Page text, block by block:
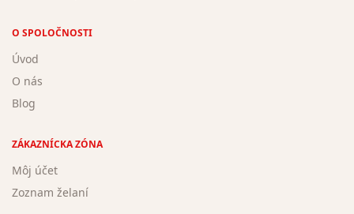
O SPOLOČNOSTI
Úvod
O nás
Blog
ZÁKAZNÍCKA ZÓNA
Môj účet
Zoznam želaní